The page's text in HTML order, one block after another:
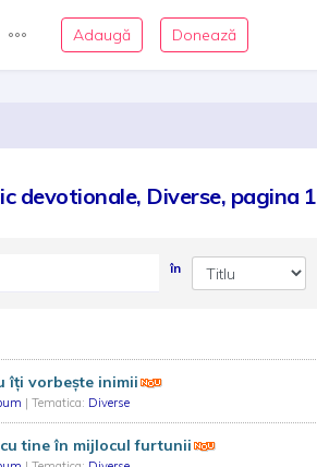
Adaugă Donează
devotionale, Diverse, pagina 1
în
îți vorbește inimii
| Tematica: Diverse
tine în mijlocul furtunii